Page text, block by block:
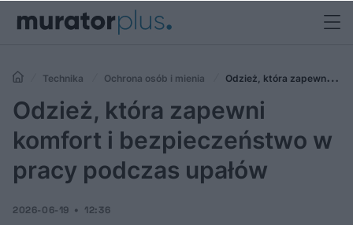
Technika Ochrona osób i mienia
Odzież, która zapewni
komfort i bezpieczeństwo w pracy podczas upałów
Odzież, która zapewni
komfort i bezpieczeństwo w
pracy podczas upałów
2026-06-19 12:36